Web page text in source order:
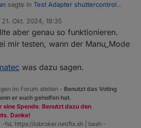
sagte in Test Adapter shuttercontrol
sagte inTest Adapter
v1.7.x
ist dann immer im Manu-Modus.
Sunprotect beendet wird?
die Bedingungen für Sunprotect
erkläre mal im Detail um welche
bei mir geht ;-)
ist im SunProtect Modus
Dann wird manuell ganz geschlossen
des Kleinen
=
Sobald der wach ist fährt man den
wieder hoch
21. Okt. 2024, 19:35
von
aber genau so funktionieren.
mir testen, wann der Manu_Mode
was dazu sagen.
im Forum stellen - Benutzt das Voting
er euch geholfen hat.
eine Spende. Benutzt dazu den
Danke!
-fsL https://iobroker.net/fix.sh | bash -